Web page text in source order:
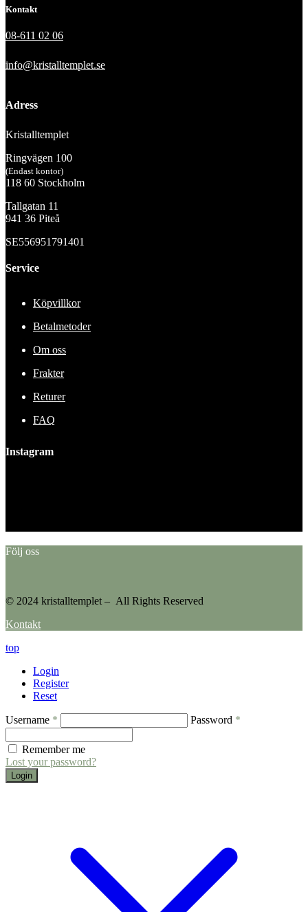
Kontakt
08-611 02 06
info@kristalltemplet.se
Adress
Kristalltemplet
Ringvägen 100
(Endast kontor)
118 60 Stockholm
Tallgatan 11
941 36 Piteå
SE556951791401
Service
Köpvillkor
Betalmetoder
Om oss
Frakter
Returer
FAQ
Instagram
Följ oss
© 2024 kristalltemplet – All Rights Reserved
Kontakt
top
Login
Register
Reset
Username * Password *
Remember me
Lost your password?
Login